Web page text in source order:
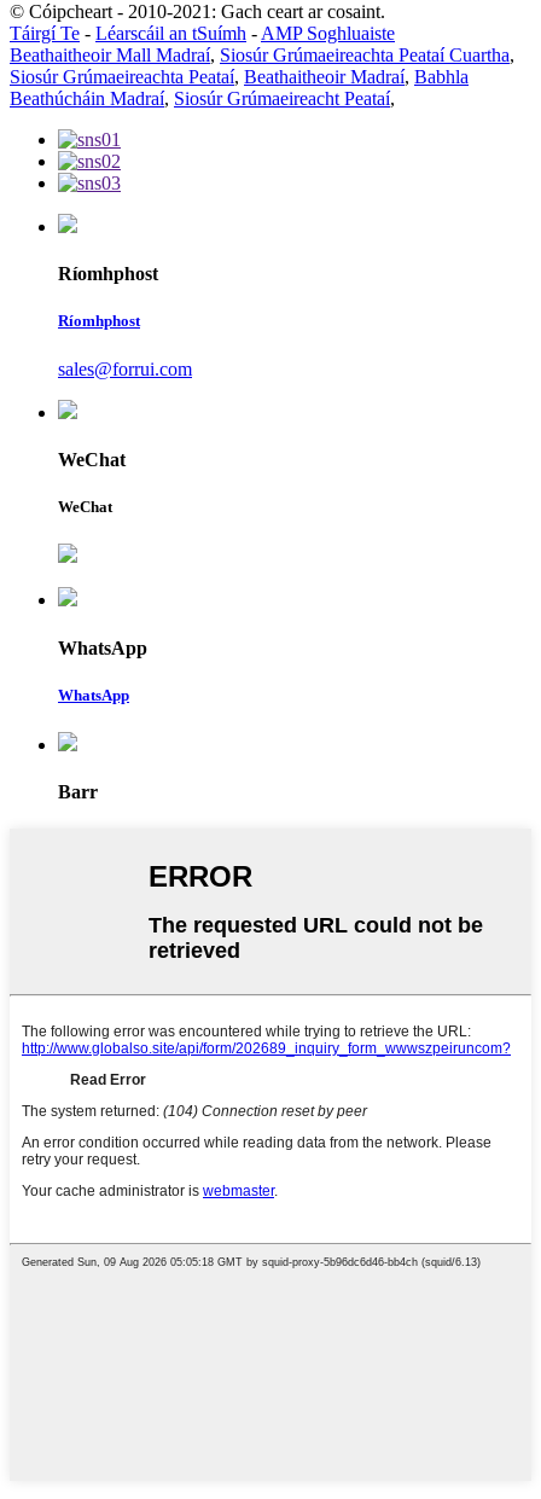
© Cóipcheart - 2010-2021: Gach ceart ar cosaint.
Táirgí Te - Léarscáil an tSuímh - AMP Soghluaiste
Beathaitheoir Mall Madraí, Siosúr Grúmaeireachta Peataí Cuartha,
Siosúr Grúmaeireachta Peataí, Beathaitheoir Madraí, Babhla
Beathúcháin Madraí, Siosúr Grúmaeireacht Peataí,
Ríomhphost
Ríomhphost
sales@forrui.com
WeChat
WeChat
WhatsApp
WhatsApp
Barr